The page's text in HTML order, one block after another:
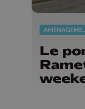
Le